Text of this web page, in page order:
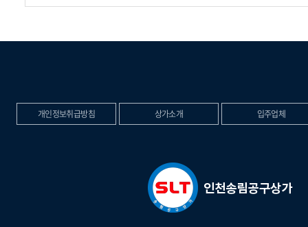
개인정보취급방침 상가소개 입주업체